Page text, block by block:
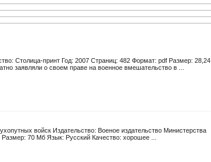
Столица-принт Год: 2007 Страниц: 482 Формат: pdf Размер: 28,24
заявляли о своем праве на военное вмешательство в ...
войск Издательство: Военое издательство Министерства
70 Мб Язык: Русский Качество: хорошее ...